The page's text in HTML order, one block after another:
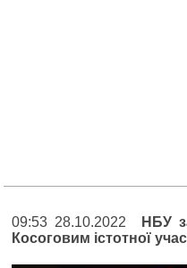
09:53 28.10.2022
НБУ
Косоговим істотної